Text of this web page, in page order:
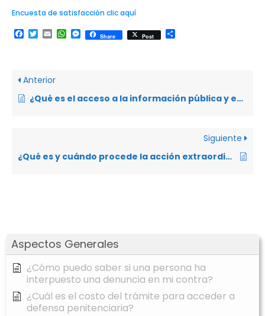
Aspectos Generales
¿Cómo puedo saber si una persona ha
interpuesto una denuncia en mi contra?
¿Cuál es el costo del trámite para acceder a
defensa penitenciaria?
Encuesta de satisfacción clic aquí
Facebook
Twitter
EmailWhatsApp
Messenger
Share Post
Anterior
¿Qué es el acceso a la información pública y en cuándo se propone?
Siguiente
¿Qué es y cuándo procede la acción extraordinaria de protección?